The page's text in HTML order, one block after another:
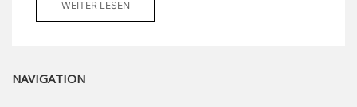
WEITER LESEN
NAVIGATION